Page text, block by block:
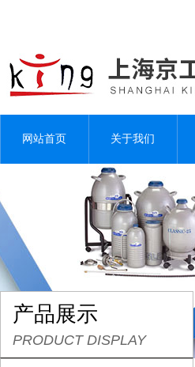
网站首页 关于我们
产品展示
PRODUCT DISPLAY